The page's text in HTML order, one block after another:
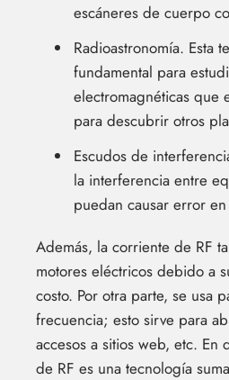
escáneres de cuerpo
Radioastronomía. Esta
fundamental para
electromagnéticas que
para descubrir otros
Escudos de
la interferencia entre
puedan causar error
Además, la corriente de RF
motores eléctricos debido a
costo. Por otra parte, se usa
frecuencia; esto sirve para
accesos a sitios web, etc. En
de RF es una tecnología